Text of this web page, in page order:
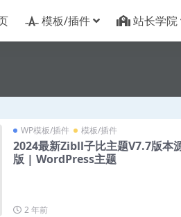
模板/插件 站长学院
WP模板/插件 模板/插件
2024最新Zibll子比主题V7.7版本
版 | WordPress主题
2 年前